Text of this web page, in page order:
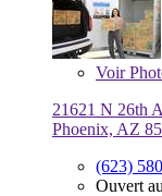
Voir
21621 N 26th
Phoenix, AZ
(623)
Ouvert